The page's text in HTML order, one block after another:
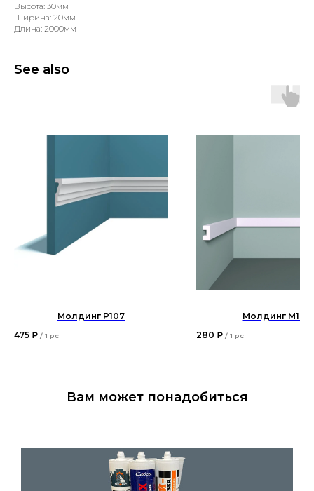
Высота: 30мм
Ширина: 20мм
Длина: 2000мм
See also
Молдинг P107
475 ₽ / 1 pc
Молдинг М19
280 ₽ / 1 pc
Вам может понадобиться